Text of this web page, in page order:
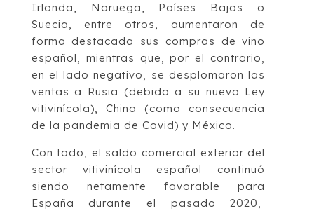
Irlanda, Noruega, Países Bajos o
Suecia, entre otros, aumentaron de
forma destacada sus compras de vino
español, mientras que, por el contrario,
en el lado negativo, se desplomaron las
ventas a Rusia (debido a su nueva Ley
vitivinícola), China (como consecuencia
de la pandemia de Covid) y México.
Con todo, el saldo comercial exterior del
sector vitivinícola español continuó
siendo netamente favorable para
España durante el pasado 2020,